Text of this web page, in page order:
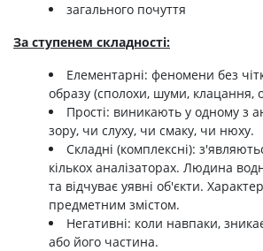
загального почуття
За ступенем складності:
Елементарні: феномени без
образу (сполохи, шуми, клацання,
Прості: виникають у одному з
зору, чи слуху, чи смаку, чи нюху.
Складні (комплексні):
кількох аналізаторах. Людина
та відчуває уявні об'єкти.
предметним змістом.
Негативні: коли навпаки,
або його частина.